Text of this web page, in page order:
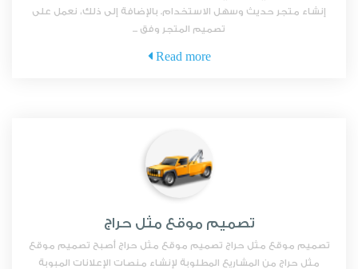
إنشاء متجر حديث وسهل الاستخدام. بالإضافة إلى ذلك، نعمل على
تصميم المتجر وفق ...
Read more
تصميم موقع مثل حراج
تصميم موقع مثل حراج تصميم موقع مثل حراج أصبح تصميم موقع
مثل حراج من المشاريع المطلوبة لإنشاء منصات الإعلانات المبوبة